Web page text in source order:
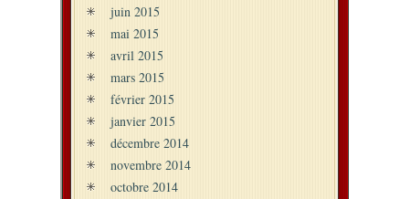
juin 2015
mai 2015
avril 2015
mars 2015
février 2015
janvier 2015
décembre 2014
novembre 2014
octobre 2014